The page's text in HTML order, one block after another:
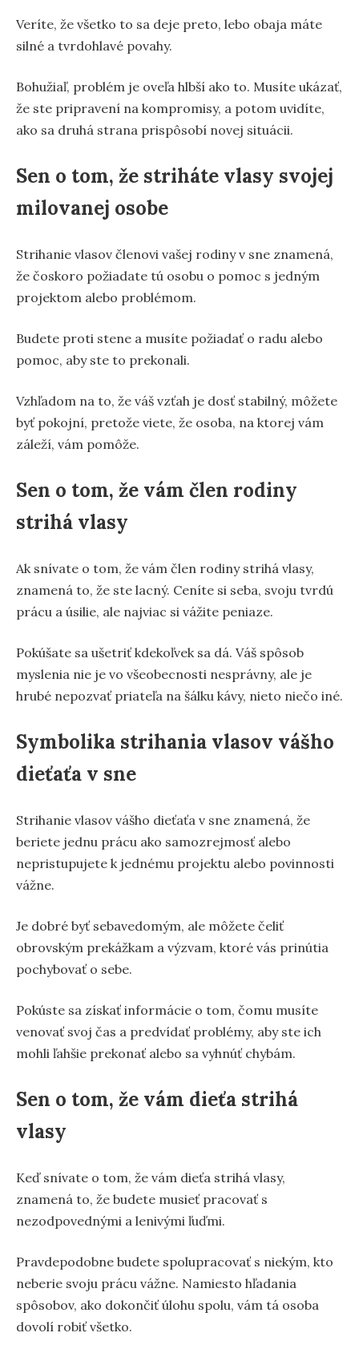
Veríte, že všetko to sa deje preto, lebo obaja máte
silné a tvrdohlavé povahy.
Bohužiaľ, problém je oveľa hlbší ako to. Musíte ukázať,
že ste pripravení na kompromisy, a potom uvidíte,
ako sa druhá strana prispôsobí novej situácii.
Sen o tom, že striháte vlasy svojej
milovanej osobe
Strihanie vlasov členovi vašej rodiny v sne znamená,
že čoskoro požiadate tú osobu o pomoc s jedným
projektom alebo problémom.
Budete proti stene a musíte požiadať o radu alebo
pomoc, aby ste to prekonali.
Vzhľadom na to, že váš vzťah je dosť stabilný, môžete
byť pokojní, pretože viete, že osoba, na ktorej vám
záleží, vám pomôže.
Sen o tom, že vám člen rodiny
strihá vlasy
Ak snívate o tom, že vám člen rodiny strihá vlasy,
znamená to, že ste lacný. Ceníte si seba, svoju tvrdú
prácu a úsilie, ale najviac si vážite peniaze.
Pokúšate sa ušetriť kdekoľvek sa dá. Váš spôsob
myslenia nie je vo všeobecnosti nesprávny, ale je
hrubé nepozvať priateľa na šálku kávy, nieto niečo iné.
Symbolika strihania vlasov vášho
dieťaťa v sne
Strihanie vlasov vášho dieťaťa v sne znamená, že
beriete jednu prácu ako samozrejmosť alebo
nepristupujete k jednému projektu alebo povinnosti
vážne.
Je dobré byť sebavedomým, ale môžete čeliť
obrovským prekážkam a výzvam, ktoré vás prinútia
pochybovať o sebe.
Pokúste sa získať informácie o tom, čomu musíte
venovať svoj čas a predvídať problémy, aby ste ich
mohli ľahšie prekonať alebo sa vyhnúť chybám.
Sen o tom, že vám dieťa strihá
vlasy
Keď snívate o tom, že vám dieťa strihá vlasy,
znamená to, že budete musieť pracovať s
nezodpovednými a lenivými ľuďmi.
Pravdepodobne budete spolupracovať s niekým, kto
neberie svoju prácu vážne. Namiesto hľadania
spôsobov, ako dokončiť úlohu spolu, vám tá osoba
dovolí robiť všetko.